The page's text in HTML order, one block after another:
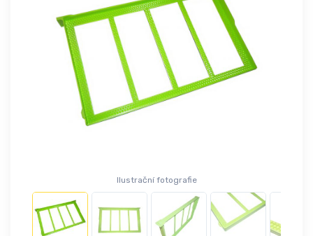
Ilustrační fotografie